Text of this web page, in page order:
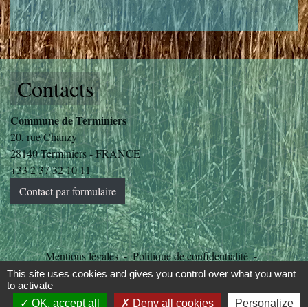
Contacts
Commune de Terminiers
20, rue Chanzy
28140 Terminiers - FRANCE
+33 2 37 32 10 11
Contact par formulaire
Mentions légales - Politique de confidentialité -
Accessibilité - Plan du site - Gestion des cookies
This site uses cookies and gives you control over what you want
to activate
OK, accept all
Deny all cookies Personalize